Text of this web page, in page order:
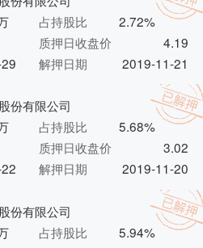
占持股比
2.72%
质押日收盘价
4.19
解押日期 2019-11-21
份有限公司
占持股比
5.68%
质押日收盘价
3.02
解押日期 2019-11-20
份有限公司
占持股比
5.94%